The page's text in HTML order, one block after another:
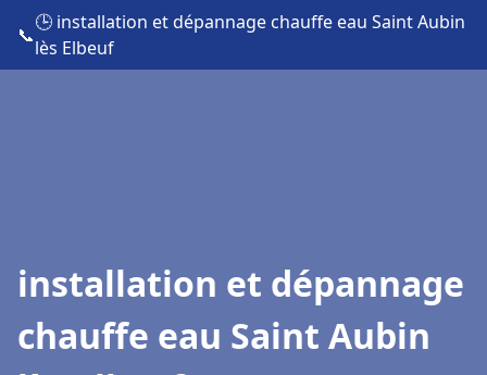
📞
🕒 installation et dépannage chauffe eau Saint Aubin
lès Elbeuf
installation et dépannage
chauffe eau Saint Aubin